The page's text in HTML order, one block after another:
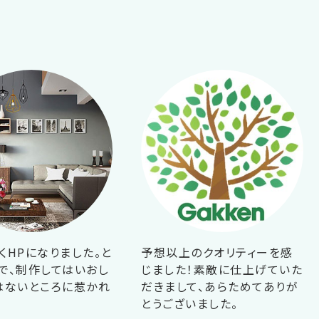
HPになりました。と
、制作してはいおし
ないところに惹かれ
予想以上のクオリティーを感
じました！素敵に仕上げていた
だきまして、あらためてありが
とうございました。